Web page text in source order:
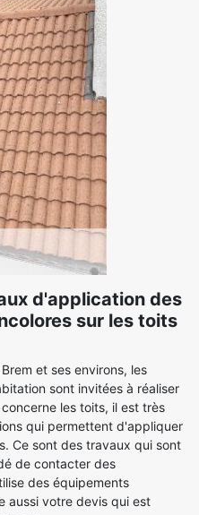
d'application des
sur les toits
et ses environs, les
sont invitées à réaliser
les toits, il est très
qui permettent d'appliquer
Ce sont des travaux qui sont
de contacter des
des équipements
aussi votre devis qui est